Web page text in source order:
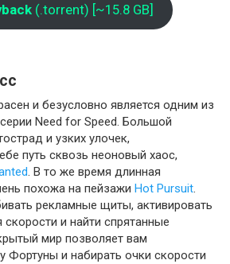
(.torrent) [~15.8 GB]
и безусловно является одним из
Need for Speed. Большой
и узких улочек,
путь сквозь неоновый хаос,
. В то же время длинная
похожа на пейзажи Hot Pursuit.
рекламные щиты, активировать
и найти спрятанные
мир позволяет вам
Фортуны и набирать очки скорости